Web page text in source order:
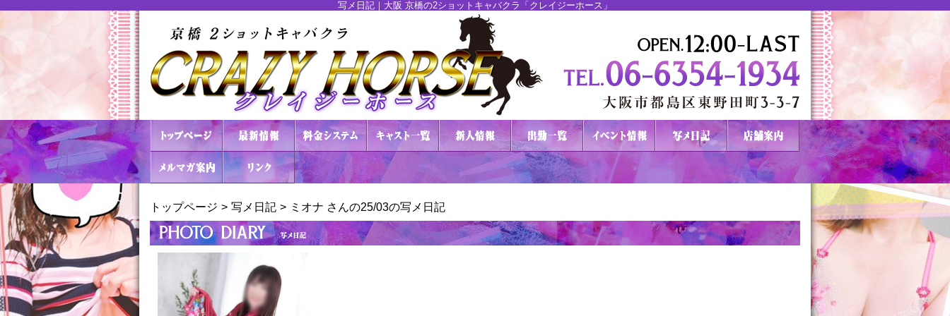
写メ日記｜大阪 京橋の2ショットキャバクラ「クレイジーホース」
トップページ 写メ日記 ミオナ さんの25/03の写メ日記